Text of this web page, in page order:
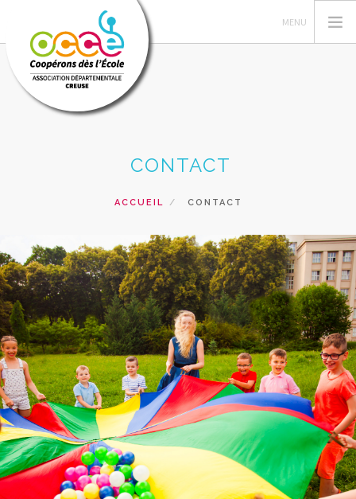
GÉRER SA COOPÉRATIVE
PRETS, SERVICES ET VENTES
RECHERCHER
CONTACT
CONTACT
ACCUEIL CONTACT